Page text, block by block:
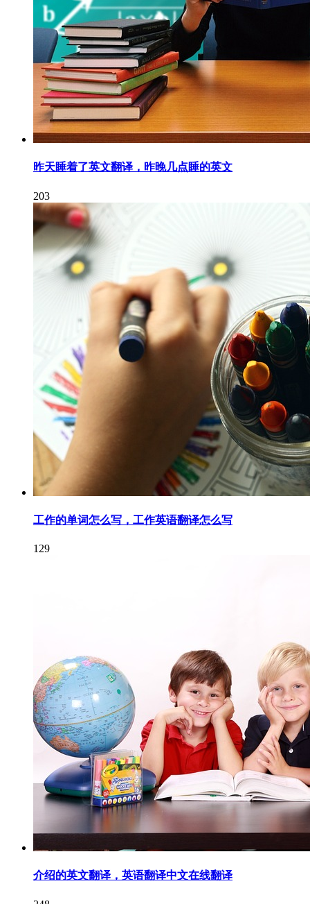
昨天睡着了英文翻译，昨晚几点睡的英文
203
工作的单词怎么写，工作英语翻译怎么写
129
介绍的英文翻译，英语翻译中文在线翻译